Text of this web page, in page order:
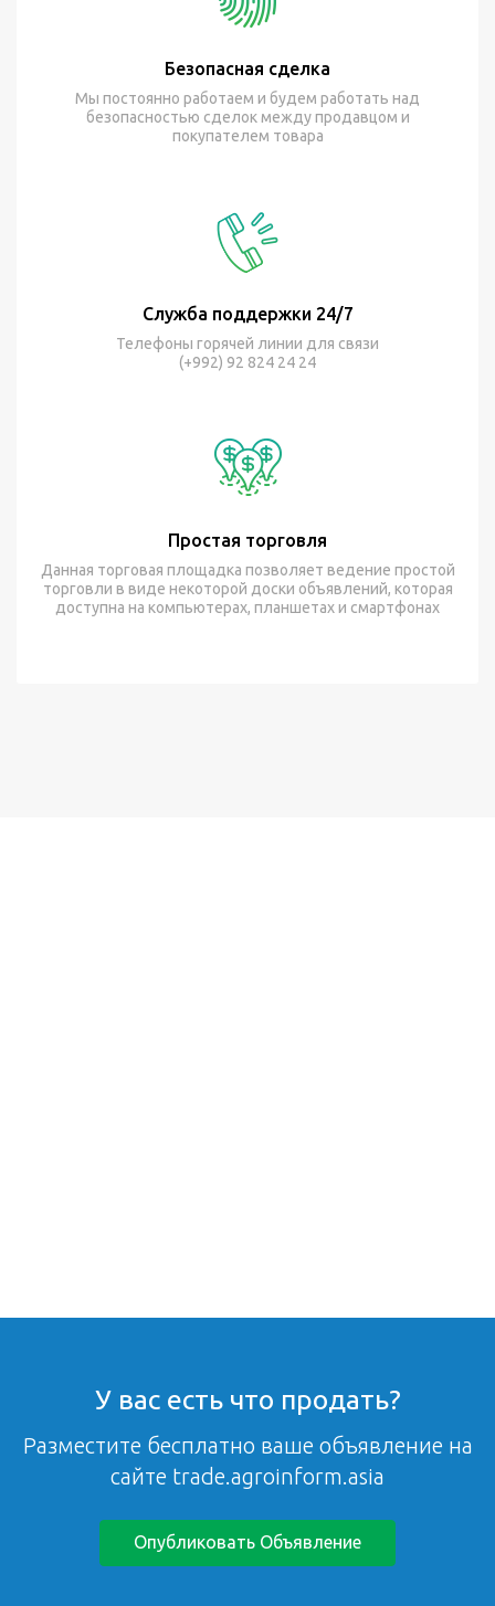
Безопасная сделка
Мы постоянно работаем и будем работать над
безопасностью сделок между продавцом и
покупателем товара
Служба поддержки 24/7
Телефоны горячей линии для связи
(+992) 92 824 24 24
Простая торговля
Данная торговая площадка позволяет ведение простой
торговли в виде некоторой доски объявлений, которая
доступна на компьютерах, планшетах и смартфонах
У вас есть что продать?
Разместите бесплатно ваше объявление на
сайте trade.agroinform.asia
Опубликовать Объявление